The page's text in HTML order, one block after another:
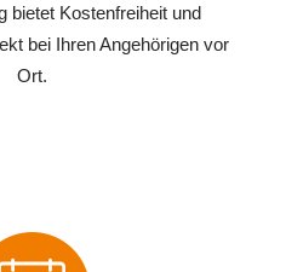
bietet Kostenfreiheit und
bei Ihren Angehörigen vor
Ort.